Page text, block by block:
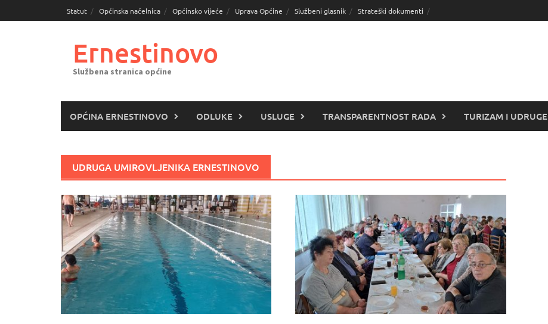
do
Statut Općinska načelnica Općinsko vijeće Uprava Općine Službeni glasnik Strateški dokumenti
Ernestinovo
Službena stranica općine
OPĆINA ERNESTINOVO ODLUKE USLUGE TRANSPARENTNOST RADA TURIZAM I UDRUGE
UDRUGA UMIROVLJENIKA ERNESTINOVO